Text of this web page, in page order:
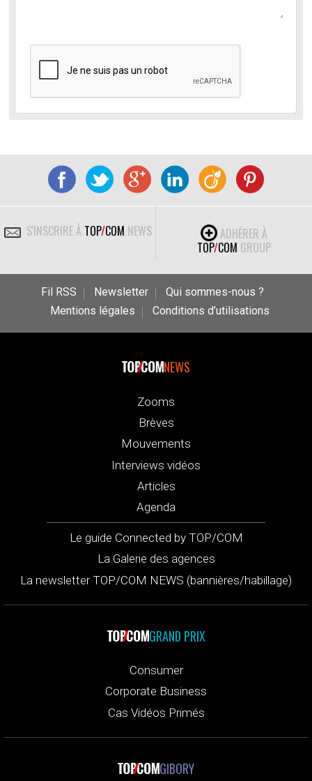
S'INSCRIRE À TOP/COM NEWS
ADHÉRER À
TOP/COM GROUP
Fil RSS Newsletter
Qui sommes-nous ?
Mentions légales
Conditions d’utilisations
NEWS
Zooms
Brèves
Mouvements
Interviews vidéos
Articles
Agenda
Le guide Connected by TOP/COM
La Galerie des agences
La newsletter TOP/COM NEWS (bannières/habillage)
GRAND PRIX
Consumer
Corporate Business
Cas Vidéos Primés
GIBORY